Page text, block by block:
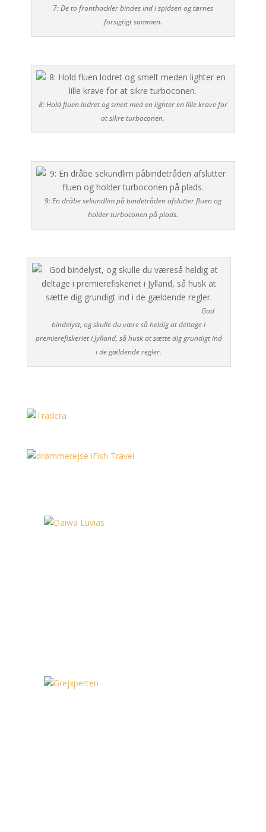
7: De to fronthackler bindes ind i spidsen og tørnes
forsigtigt sammen.
8: Hold fluen lodret og smelt med en lighter en lille krave for
at sikre turboconen.
9: En dråbe sekundlim på bindetråden afslutter fluen og
holder turboconen på plads.
God
bindelyst, og skulle du være så heldig at deltage i
premierefiskeriet i Jylland, så husk at sætte dig grundigt ind
i de gældende regler.